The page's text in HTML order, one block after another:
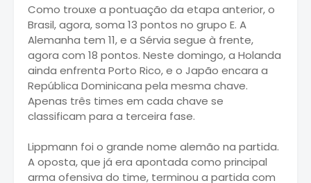
Como trouxe a pontuação da etapa anterior, o
Brasil, agora, soma 13 pontos no grupo E. A
Alemanha tem 11, e a Sérvia segue à frente,
agora com 18 pontos. Neste domingo, a Holanda
ainda enfrenta Porto Rico, e o Japão encara a
República Dominicana pela mesma chave.
Apenas três times em cada chave se
classificam para a terceira fase.
Lippmann foi o grande nome alemão na partida.
A oposta, que já era apontada como principal
arma ofensiva do time, terminou a partida com